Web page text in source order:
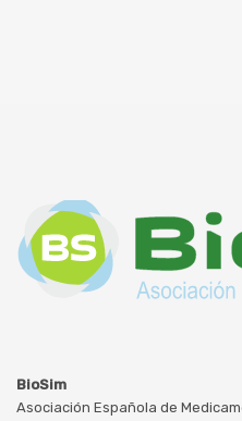
BioSim
Asociación Española de